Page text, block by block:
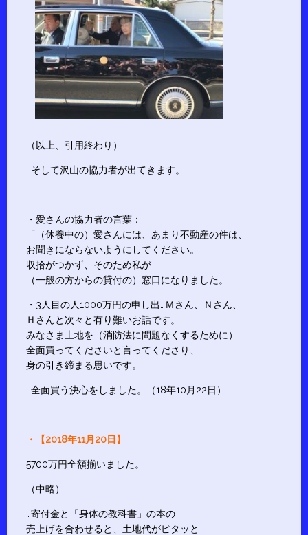
（以上、引用終わり）
…そして沢山の協力者が出てきます。
・愛さんの協力者の言葉：
「（休養中の）愛さんには、あまり不動産の件は、
お聞きにならないようにしてください。
収拾がつかず、そのため私が
（一般の方からの貸付の）窓口になりました。
・3人目の人1000万円の申し出…Ｍさん、Ｎさん、
Ｈさんと次々と有り難いお話です。
みなさま土地を（消防法に問題なくするために）
全面買ってくださいと言ってくださり、
身の引き締まる思いです。
…全面買う決心をしました。（18年10月22日）
・【2018年11月20日】
5700万円全額揃いました。
（中略）
…寄付金と「身体の教科書」の本の
売上げを合わせると、土地代がピタッと